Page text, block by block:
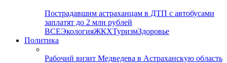
Пострадавшим астраханцам в ДТП с автобусами
заплатят до 2 млн рублей
ВСЕЭкологияЖКХТуризмЗдоровье
Политика
Рабочий визит Медведева в Астраханскую область